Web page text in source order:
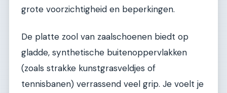
grote voorzichtigheid en beperkingen.
De platte zool van zaalschoenen biedt op
gladde, synthetische buitenoppervlakken
(zoals strakke kunstgrasveldjes of
tennisbanen) verrassend veel grip. Je voelt je